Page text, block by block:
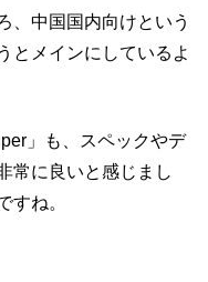
、中国国内向けという
とメインにしているよ
」も、スペックやデ
常に良いと感じまし
すね。